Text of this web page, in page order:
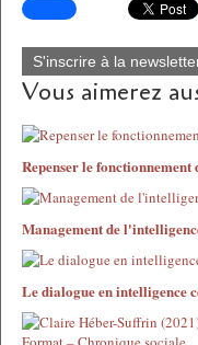
S'inscrire à la
Vous aimerez
Repenser le
Management de
Le dialogue en intelligence